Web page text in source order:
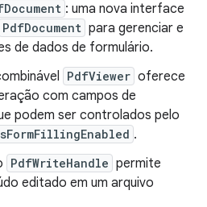
: uma nova interface
PdfDocument para gerenciar e
de dados de formulário.
PdfViewer oferece
com campos de
podem ser controlados pelo
.
PdfWriteHandle permite
editado em um arquivo